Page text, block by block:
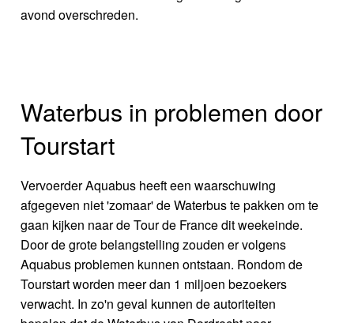
avond overschreden.
Waterbus in problemen door
Tourstart
Vervoerder Aquabus heeft een waarschuwing
afgegeven niet 'zomaar' de Waterbus te pakken om te
gaan kijken naar de Tour de France dit weekeinde.
Door de grote belangstelling zouden er volgens
Aquabus problemen kunnen ontstaan. Rondom de
Tourstart worden meer dan 1 miljoen bezoekers
verwacht. In zo'n geval kunnen de autoriteiten